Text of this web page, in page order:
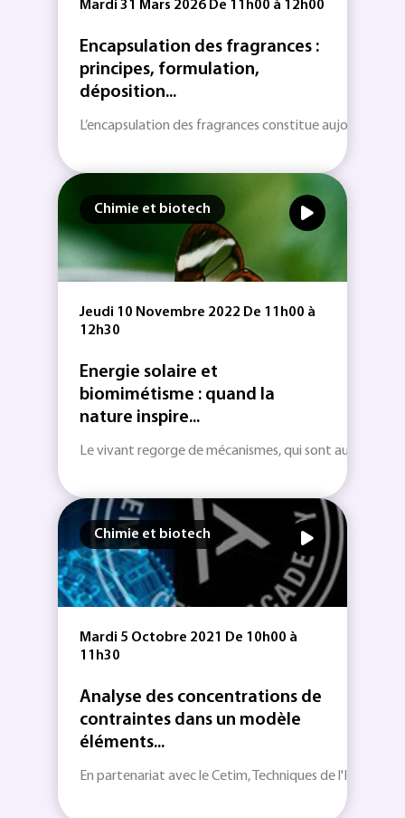
Mardi 31 Mars 2026 De 11h00 à 12h00
Encapsulation des fragrances :
principes, formulation,
déposition...
L’encapsulation des fragrances constitue aujourd’hui
Chimie et biotech
Jeudi 10 Novembre 2022 De 11h00 à
12h30
Energie solaire et
biomimétisme : quand la
nature inspire...
Le vivant regorge de mécanismes, qui sont autant de
Chimie et biotech
Mardi 5 Octobre 2021 De 10h00 à
11h30
Analyse des concentrations de
contraintes dans un modèle
éléments...
En partenariat avec le Cetim, Techniques de l'Ingénieur